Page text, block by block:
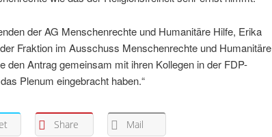
der AG Menschenrechte und Humanitäre Hilfe, Erika
Fraktion im Ausschuss Menschenrechte und Humanitäre
den Antrag gemeinsam mit ihren Kollegen in der FDP-
Plenum eingebracht haben.“
Share Mail